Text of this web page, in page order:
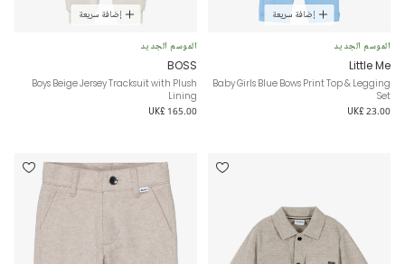
إضافة سريعة
الموسم الجديد
Little Me
Baby Girls Blue Bows Print Top & Legging
Set
UK£ 23.00
إضافة سريعة
الموسم الجديد
BOSS
Boys Beige Jersey Tracksuit with Plush
Lining
UK£ 165.00